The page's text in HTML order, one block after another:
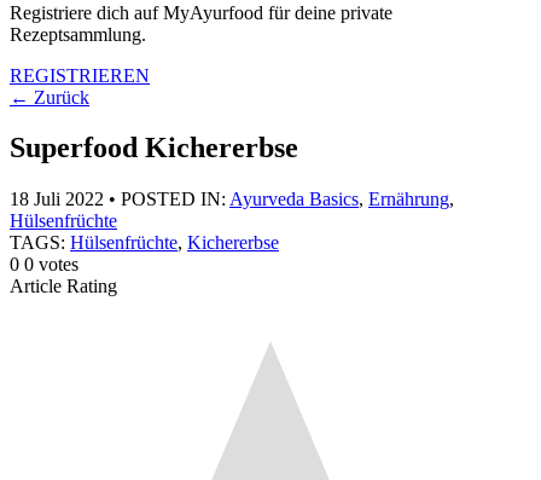
Registriere dich auf MyAyurfood für deine private
Rezeptsammlung.
REGISTRIEREN
← Zurück
Superfood Kichererbse
18 Juli 2022 • POSTED IN: Ayurveda Basics, Ernährung,
Hülsenfrüchte
TAGS: Hülsenfrüchte, Kichererbse
0 0 votes
Article Rating